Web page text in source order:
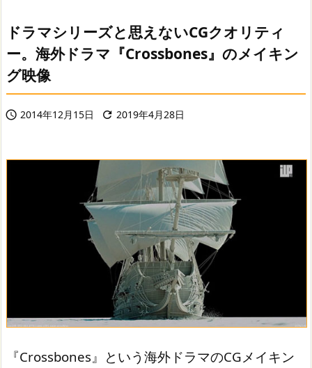

ドラマシリーズと思えないCGクオリティ
ー。海外ドラマ『Crossbones』のメイキン
グ映像
 2014年12月15日  2019年4月28日
『Crossbones』という海外ドラマのCGメイキン